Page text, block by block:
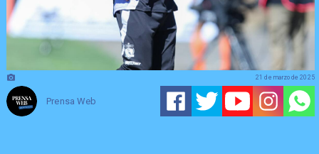
Prensa Web
21 de marzo de 2025